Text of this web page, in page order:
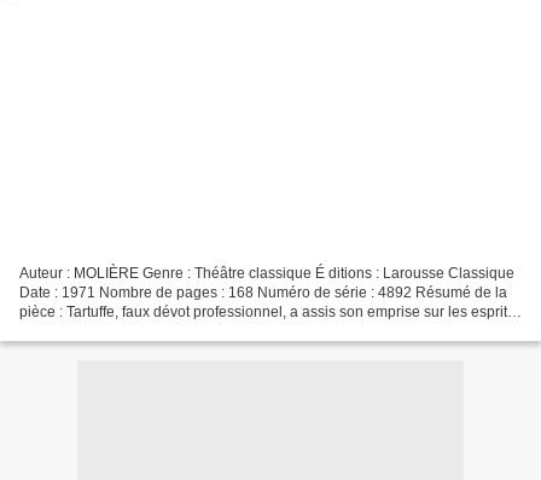
Auteur : MOLIÈRE Genre : Théâtre classique É ditions : Larousse Classique
Date : 1971 Nombre de pages : 168 Numéro de série : 4892 Résumé de la
pièce : Tartuffe, faux dévot professionnel, a assis son emprise sur les esprits